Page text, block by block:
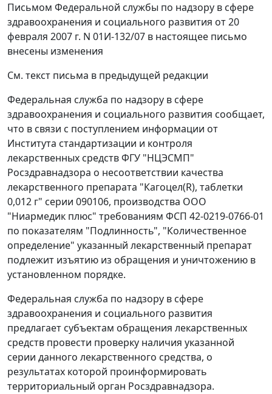
Письмом Федеральной службы по надзору в сфере
здравоохранения и социального развития от 20
февраля 2007 г. N 01И-132/07 в настоящее письмо
внесены изменения
См. текст письма в предыдущей редакции
Федеральная служба по надзору в сфере
здравоохранения и социального развития сообщает,
что в связи с поступлением информации от
Института стандартизации и контроля
лекарственных средств ФГУ "НЦЭСМП"
Росздравнадзора о несоответствии качества
лекарственного препарата "Кагоцел(R), таблетки
0,012 г" серии 090106, производства ООО
"Ниармедик плюс" требованиям ФСП 42-0219-0766-01
по показателям "Подлинность", "Количественное
определение" указанный лекарственный препарат
подлежит изъятию из обращения и уничтожению в
установленном порядке.
Федеральная служба по надзору в сфере
здравоохранения и социального развития
предлагает субъектам обращения лекарственных
средств провести проверку наличия указанной
серии данного лекарственного средства, о
результатах которой проинформировать
территориальный орган Росздравнадзора.